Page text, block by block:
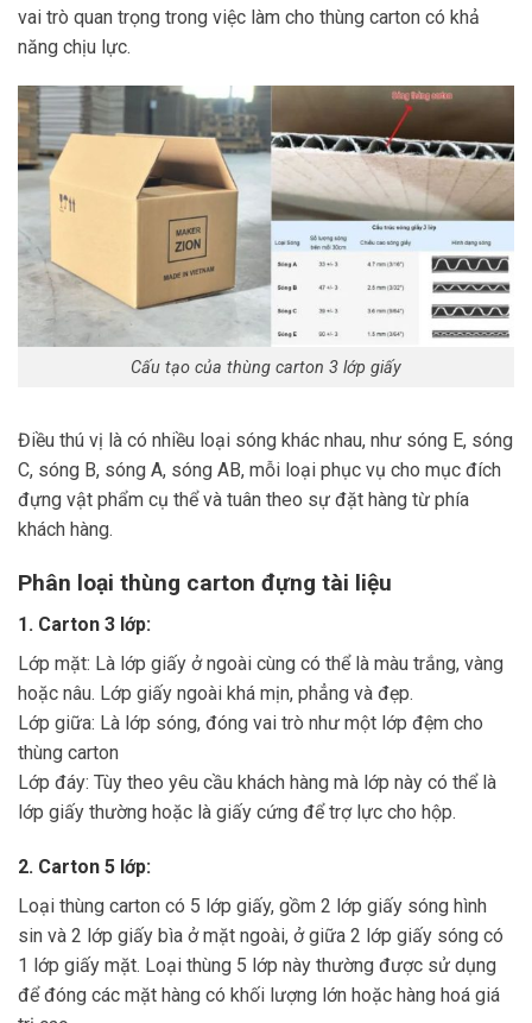
vai trò quan trọng trong việc làm cho thùng carton có khả
năng chịu lực.
Cấu tạo của thùng carton 3 lớp giấy
Điều thú vị là có nhiều loại sóng khác nhau, như sóng E, sóng
C, sóng B, sóng A, sóng AB, mỗi loại phục vụ cho mục đích
đựng vật phẩm cụ thể và tuân theo sự đặt hàng từ phía
khách hàng.
Phân loại thùng carton đựng tài liệu
1. Carton 3 lớp:
Lớp mặt: Là lớp giấy ở ngoài cùng có thể là màu trắng, vàng
hoặc nâu. Lớp giấy ngoài khá mịn, phẳng và đẹp.
Lớp giữa: Là lớp sóng, đóng vai trò như một lớp đệm cho
thùng carton
Lớp đáy: Tùy theo yêu cầu khách hàng mà lớp này có thể là
lớp giấy thường hoặc là giấy cứng để trợ lực cho hộp.
2. Carton 5 lớp:
Loại thùng carton có 5 lớp giấy, gồm 2 lớp giấy sóng hình
sin và 2 lớp giấy bìa ở mặt ngoài, ở giữa 2 lớp giấy sóng có
1 lớp giấy mặt. Loại thùng 5 lớp này thường được sử dụng
để đóng các mặt hàng có khối lượng lớn hoặc hàng hoá giá